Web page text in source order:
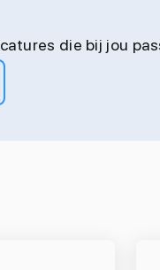
die bij jou